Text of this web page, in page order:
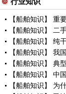
【船舶知识】 重
【船舶知识】 二